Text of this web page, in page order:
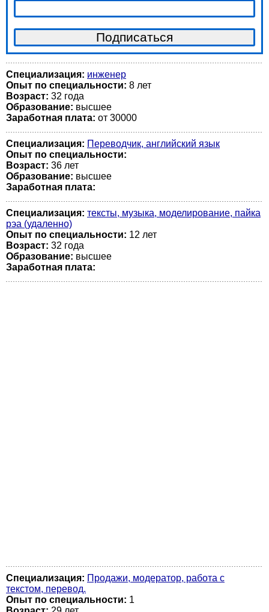
Специализация: инженер
Опыт по специальности: 8 лет
Возраст: 32 годa
Образование: высшее
Заработная плата: от 30000
Специализация: Переводчик, английский язык
Опыт по специальности:
Возраст: 36 лет
Образование: высшее
Заработная плата:
Специализация: тексты, музыка, моделирование, пайка
рэа (удаленно)
Опыт по специальности: 12 лет
Возраст: 32 годa
Образование: высшее
Заработная плата:
Специализация: Продажи, модератор, работа с
текстом, перевод.
Опыт по специальности: 1